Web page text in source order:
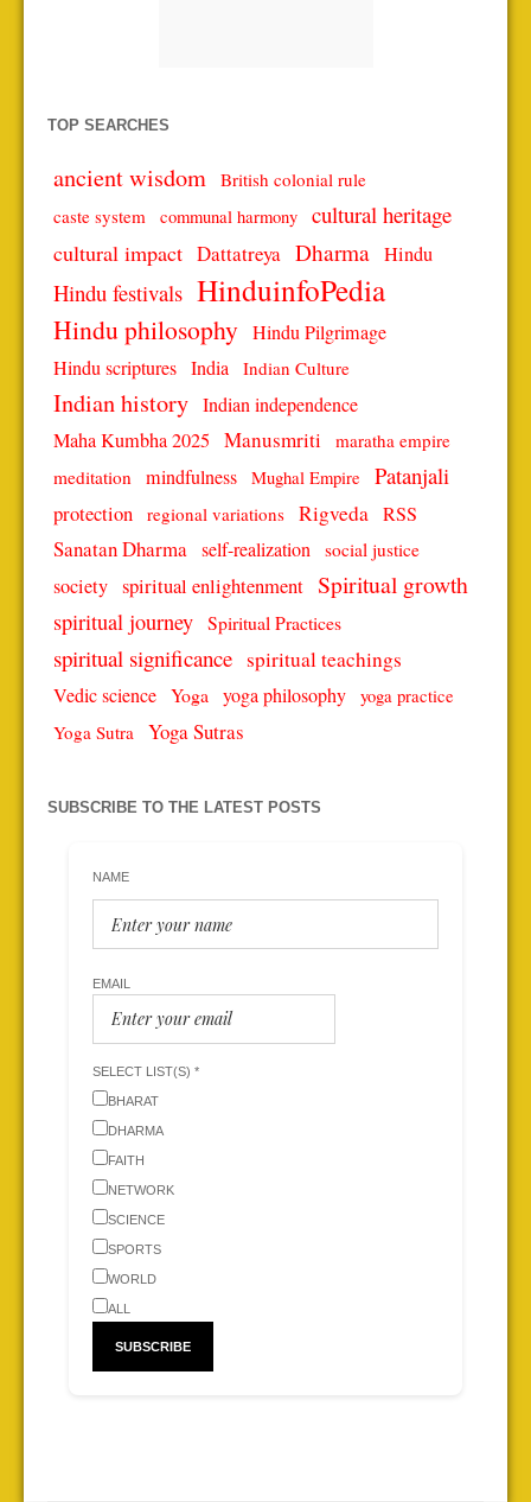
TOP SEARCHES
ancient wisdom British colonial rule
caste system
communal harmony cultural heritage
cultural impact Dattatreya Dharma Hindu
Hindu festivals HinduinfoPedia
Hindu philosophy Hindu Pilgrimage
Hindu scriptures India Indian Culture
Indian history Indian independence
Maha Kumbha 2025 Manusmriti
maratha empire
meditation mindfulness Mughal Empire Patanjali
protection regional variations Rigveda RSS
Sanatan Dharma self-realization social justice
society spiritual enlightenment Spiritual growth
spiritual journey Spiritual Practices
spiritual significance spiritual teachings
Vedic science Yoga yoga philosophy yoga practice
Yoga Sutra Yoga Sutras
SUBSCRIBE TO THE LATEST POSTS
NAME
EMAIL
SELECT LIST(S) *
BHARAT
DHARMA
FAITH
NETWORK
SCIENCE
SPORTS
WORLD
ALL